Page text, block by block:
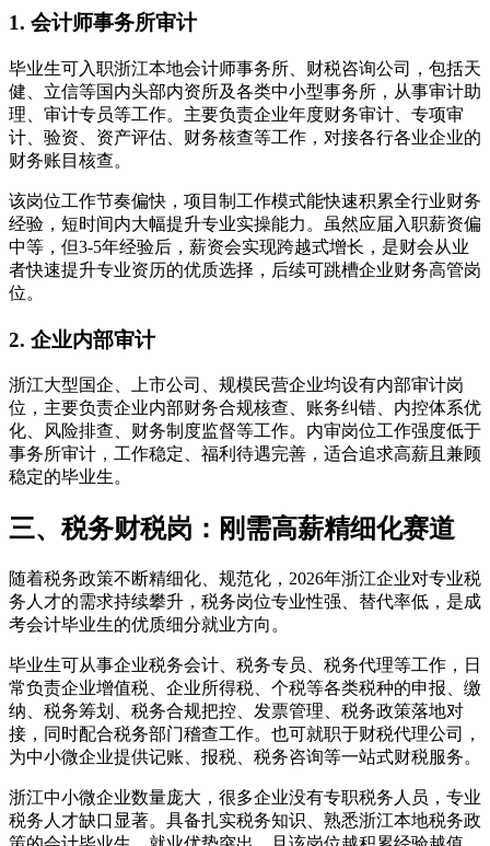
1. 会计师事务所审计
毕业生可入职浙江本地会计师事务所、财税咨询公司，包括天
健、立信等国内头部内资所及各类中小型事务所，从事审计助
理、审计专员等工作。主要负责企业年度财务审计、专项审
计、验资、资产评估、财务核查等工作，对接各行各业企业的
财务账目核查。
该岗位工作节奏偏快，项目制工作模式能快速积累全行业财务
经验，短时间内大幅提升专业实操能力。虽然应届入职薪资偏
中等，但3-5年经验后，薪资会实现跨越式增长，是财会从业
者快速提升专业资历的优质选择，后续可跳槽企业财务高管岗
位。
2. 企业内部审计
浙江大型国企、上市公司、规模民营企业均设有内部审计岗
位，主要负责企业内部财务合规核查、账务纠错、内控体系优
化、风险排查、财务制度监督等工作。内审岗位工作强度低于
事务所审计，工作稳定、福利待遇完善，适合追求高薪且兼顾
稳定的毕业生。
三、税务财税岗：刚需高薪精细化赛道
随着税务政策不断精细化、规范化，2026年浙江企业对专业税
务人才的需求持续攀升，税务岗位专业性强、替代率低，是成
考会计毕业生的优质细分就业方向。
毕业生可从事企业税务会计、税务专员、税务代理等工作，日
常负责企业增值税、企业所得税、个税等各类税种的申报、缴
纳、税务筹划、税务合规把控、发票管理、税务政策落地对
接，同时配合税务部门稽查工作。也可就职于财税代理公司，
为中小微企业提供记账、报税、税务咨询等一站式财税服务。
浙江中小微企业数量庞大，很多企业没有专职税务人员，专业
税务人才缺口显著。具备扎实税务知识、熟悉浙江本地税务政